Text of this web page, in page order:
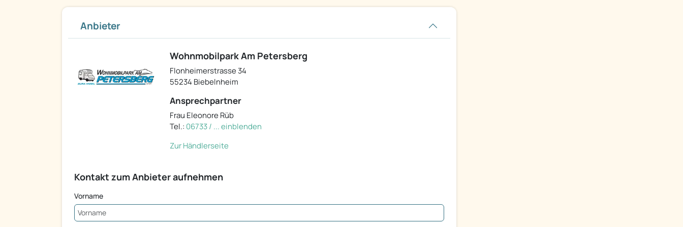
Anbieter
Wohnmobilpark Am Petersberg
Flonheimerstrasse 34
55234 Biebelnheim
Ansprechpartner
Frau Eleonore Rüb
Tel.: 06733 / ... einblenden
Zur Händlerseite
Kontakt zum Anbieter aufnehmen
Vorname